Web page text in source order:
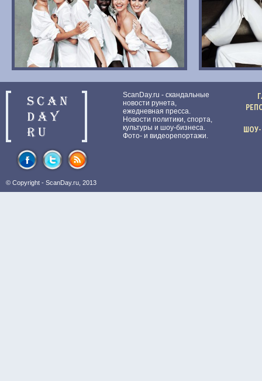
© Copyright - ScanDay.ru , 2013
ScanDay.ru - скандальные
новости рунета,
ежедневная пресса.
Новости политики, спорта,
культуры и шоу-бизнеса.
Фото- и видеорепортажи.
ШОУ-